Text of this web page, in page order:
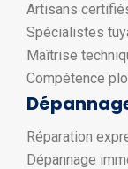
Artisans
Spécialistes
Maîtrise
Compétence
Réparation
Dépannage